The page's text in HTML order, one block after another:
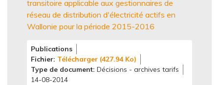
transitoire applicable aux gestionnaires de
réseau de distribution d'électricité actifs en
Wallonie pour la période 2015-2016
Publications
Fichier Télécharger (427.94 Ko)
Type de document Décisions - archives tarifs
14-08-2014